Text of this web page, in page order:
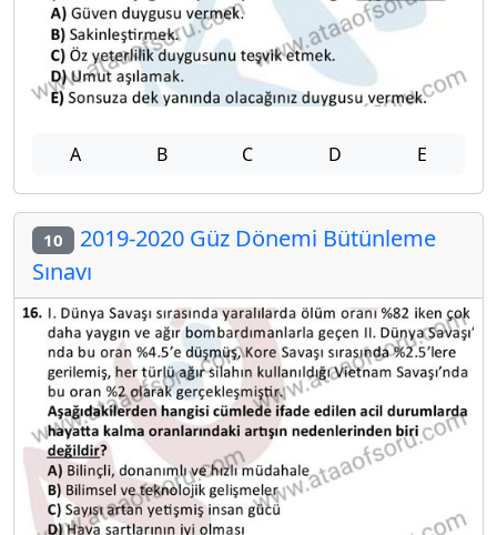
A B C D E
10 2019-2020 Güz Dönemi Bütünleme
Sınavı